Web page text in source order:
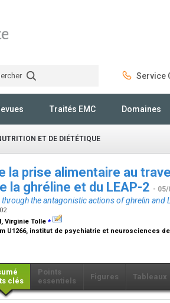
Service
Traités EMC Domaines
ET DE DIÉTÉTIQUE
la prise alimentaire au
la ghréline et du LEAP-2 - 05/
the antagonistic actions of ghrelin and
Virginie Tolle ⁎
U1266, institut de psychiatrie et neurosciences de
clés
Points
essentiels
Figures Tableaux